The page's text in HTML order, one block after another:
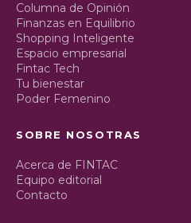
Columna de Opinión
Finanzas en Equilibrio
Shopping Inteligente
Espacio empresarial
Fintac Tech
Tu bienestar
Poder Femenino
SOBRE NOSOTRAS
Acerca de FINTAC
Equipo editorial
Contacto